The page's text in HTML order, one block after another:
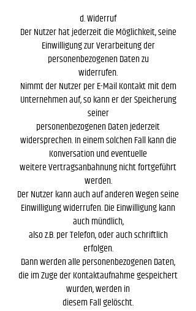
d. Widerruf
Der Nutzer hat jederzeit die Möglichkeit, seine
Einwilligung zur Verarbeitung der
personenbezogenen Daten zu
widerrufen.
Nimmt der Nutzer per E-Mail Kontakt mit dem
Unternehmen auf, so kann er der Speicherung
seiner
personenbezogenen Daten jederzeit
widersprechen. In einem solchen Fall kann die
Konversation und eventuelle
weitere Vertragsanbahnung nicht fortgeführt
werden.
Der Nutzer kann auch auf anderen Wegen seine
Einwilligung widerrufen. Die Einwilligung kann
auch mündlich,
also z.B. per Telefon, oder auch schriftlich
erfolgen.
Dann werden alle personenbezogenen Daten,
die im Zuge der Kontaktaufnahme gespeichert
wurden, werden in
diesem Fall gelöscht.